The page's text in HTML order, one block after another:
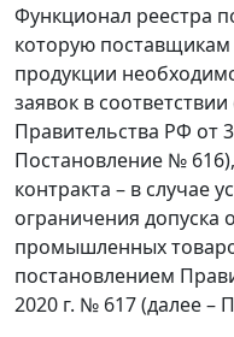
Функционал реестра
которую
продукции
заявок в
Правительства РФ от
Постановление №
контракта – в случае
ограничения допуска
промышленных
постановлением
2020 г. № 617 (далее –